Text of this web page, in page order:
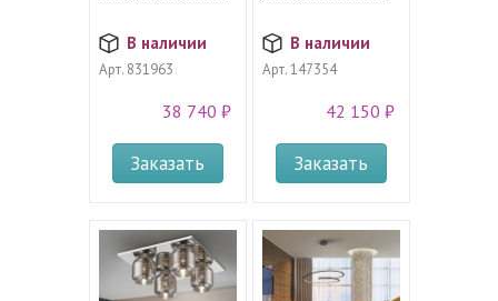
В наличии
Арт.831963
38 740 ₽
Заказать
В наличии
Арт.147354
42 150 ₽
Заказать